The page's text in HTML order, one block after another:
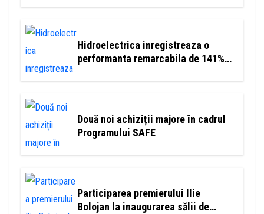
Hidroelectrica inregistreaza o
performanta remarcabila de 141%
Două noi achiziții majore în cadrul
Programului SAFE
Participarea premierului Ilie
Bolojan la inaugurarea sălii de